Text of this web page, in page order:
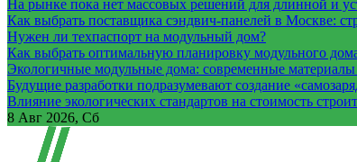
На рынке пока нет массовых решений для длинной и
Как выбрать поставщика сэндвич-панелей в Москве:
Нужен ли техпаспорт на модульный дом?
Как выбрать оптимальную планировку модульного
Экологичные модульные дома: современные
Будущие разработки подразумевают создание
Влияние экологических стандартов на стоимость
8 Авг 2026, Сб